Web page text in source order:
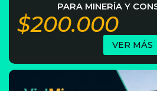
PARA MINERÍA Y
$200.000
VER MÁS